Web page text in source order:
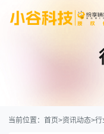
当前位置：首页>资讯动态>行